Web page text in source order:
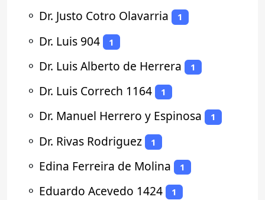
⚬ Dr. Justo Cotro Olavarria 1
⚬ Dr. Luis 904 1
⚬ Dr. Luis Alberto de Herrera 1
⚬ Dr. Luis Correch 1164 1
⚬ Dr. Manuel Herrero y Espinosa 1
⚬ Dr. Rivas Rodriguez 1
⚬ Edina Ferreira de Molina 1
⚬ Eduardo Acevedo 1424 1